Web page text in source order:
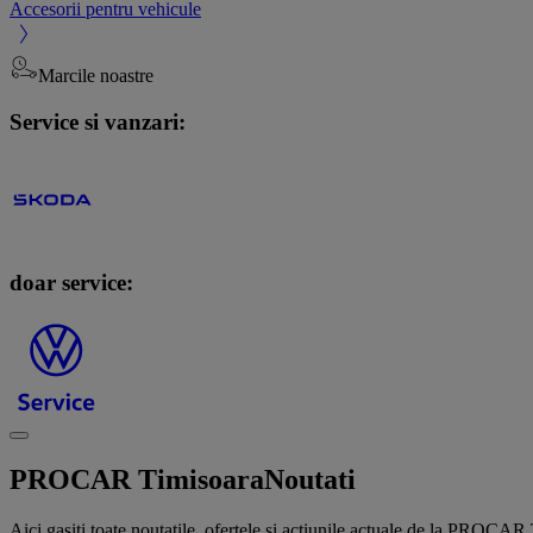
Accesorii pentru vehicule
Marcile noastre
Service si vanzari:
doar service:
PROCAR TimisoaraNoutati